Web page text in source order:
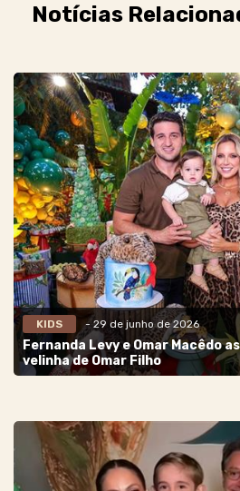
Notícias
KIDS - 29 de junho de 2026
Fernanda Levy e Omar Macêdo
velinha de Omar Filho